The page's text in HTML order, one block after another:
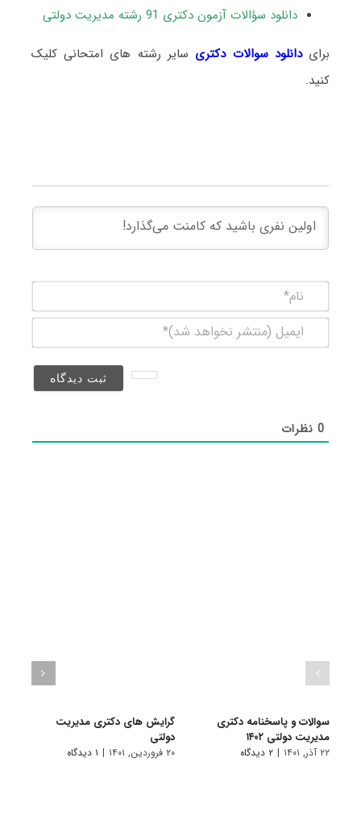
دانلود سؤالات آزمون دکتری 91 رشته مدیریت دولتی
برایدانلود سوالات دکتری سایر رشته های امتحانی کلیک
کنید.
(منتشر
0نظرات
سوالات و پاسخنامه دکتری
مدیریت دولتی ۱۴۰۲
۲۲ آذر, ۱۴۰۱ | ۲ دیدگاه
گرایش های دکتری مدیریت
دولتی
۲۰ فروردین, ۱۴۰۱ | ۱ دیدگاه